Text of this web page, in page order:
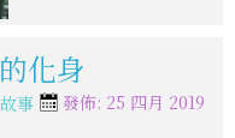
化身
事
發佈: 25 四月 2019